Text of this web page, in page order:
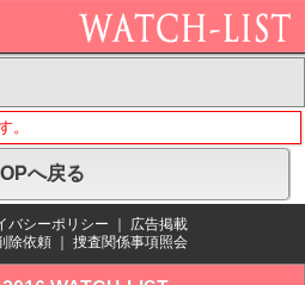
。
へ戻る
バシーポリシー
広告掲載
除依頼 捜査関係事項照会